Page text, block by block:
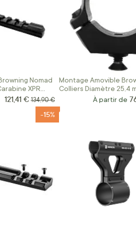
Nomad
XPR
Prix Spécial
121,41 € Prix normal
134,90 €
Montage Amovible
Colliers Diamètre 25,4
À partir de
-15%